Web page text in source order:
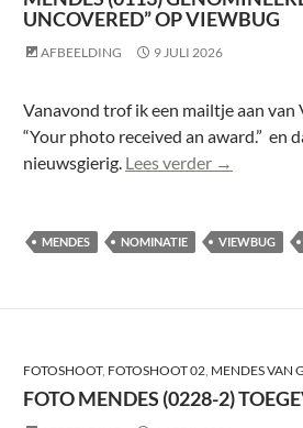
UNCOVERED” OP VIEWBUG
AFBEELDING 9 JULI 2026
Vanavond trof ik een mailtje aan
“Your photo received an award.” en
nieuwsgierig. Lees verder Mendes
→
MENDES NOMINATIE VIEWBUG
FOTOSHOOT, FOTOSHOOT 02, MENDES VAN
FOTO MENDES (0228-2)